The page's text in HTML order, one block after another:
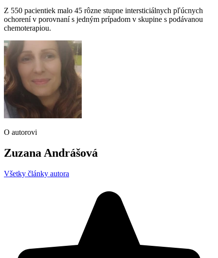
Z 550 pacientiek malo 45 rôzne stupne intersticiálnych pľúcnych
ochorení v porovnaní s jedným prípadom v skupine s podávanou
chemoterapiou.
O autorovi
Zuzana Andrášová
Všetky články autora